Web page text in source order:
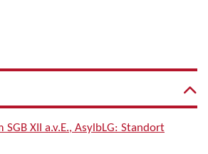
SGB XII a.v.E., AsylbLG: Standort